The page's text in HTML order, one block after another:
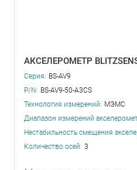
АКСЕЛЕРОМЕТР
Серия: BS-AV9
P/N: BS-AV9-50-A3CS
Технология измерений: МЭМС
Диапазон измерений
Нестабильность смещения
Количество осей: 3